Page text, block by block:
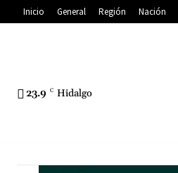
Inicio General Región Nación
23.9 C Hidalgo